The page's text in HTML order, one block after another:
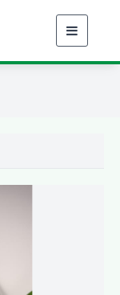
Toggle